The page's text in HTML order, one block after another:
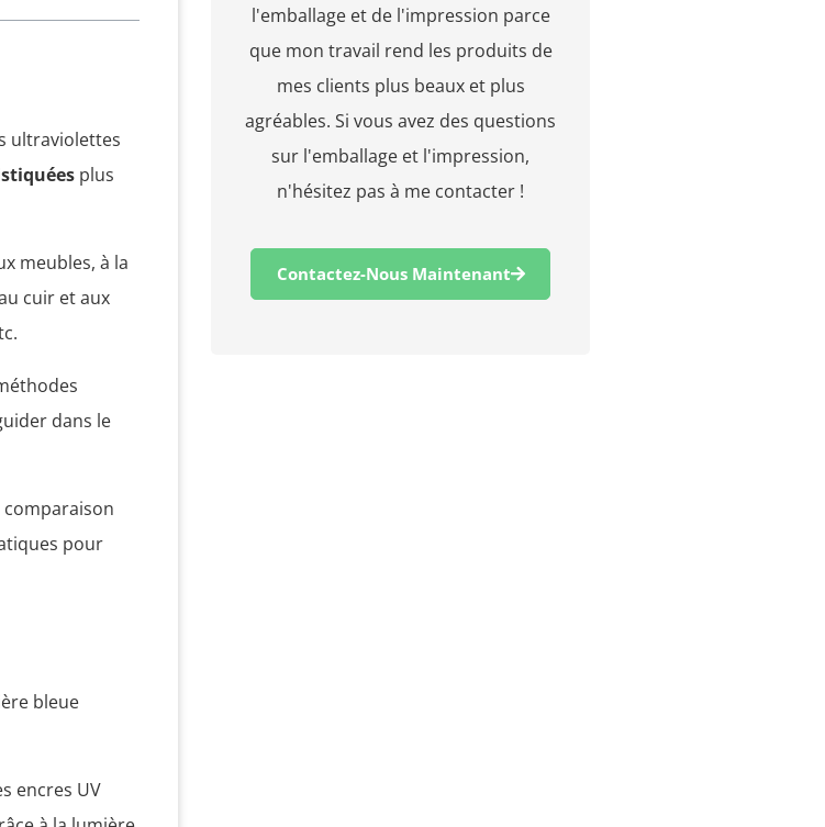
ultraviolettes
plus
meubles, à la
cuir et aux
dans le
pour
encres UV
l'emballage et de l'impression parce
que mon travail rend les produits de
mes clients plus beaux et plus
agréables. Si vous avez des questions
sur l'emballage et l'impression,
n'hésitez pas à me contacter !
Contactez-Nous Maintenant